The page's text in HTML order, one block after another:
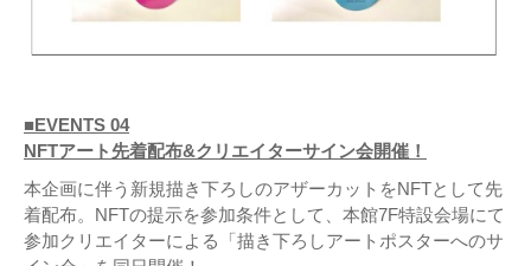
■EVENTS 04
NFTアート先着配布&クリエイターサイン会開催！
本企画に伴う新規描き下ろしのアザーカットをNFTとして先
着配布。NFTの提示を参加条件として、本館7F特設会場にて
参加クリエイターによる「描き下ろしアートポスターへのサ